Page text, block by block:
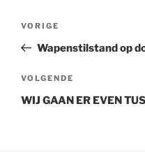
Vorig
bericht
VORIGE
Wapenstilstand op
Volgend
bericht
VOLGENDE
WIJ GAAN ER EVEN